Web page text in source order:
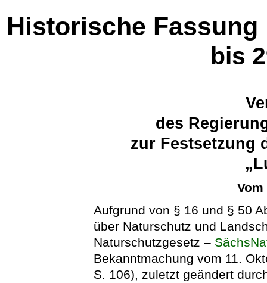
Historische Fassung
bis
des
zur Festsetzung
Aufgrund von § 16 und § 50
über Naturschutz und
Naturschutzgesetz –
Bekanntmachung vom 11.
S. 106), zuletzt geändert